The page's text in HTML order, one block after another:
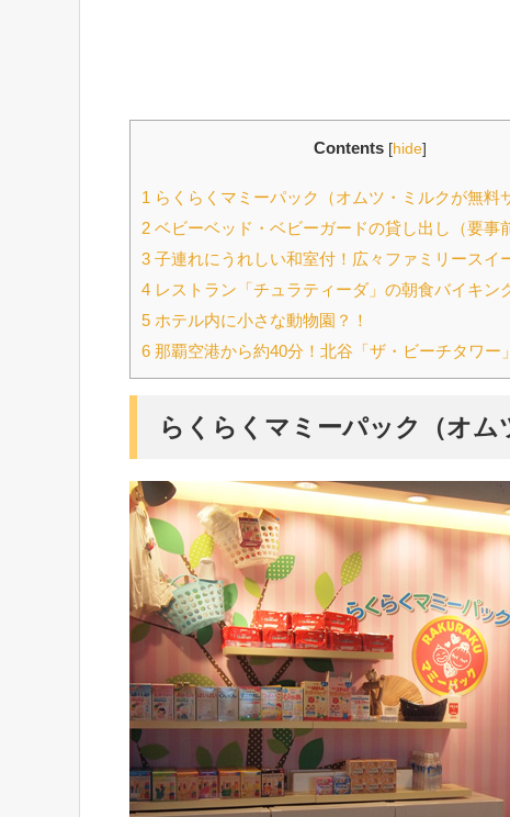
Contents [hide]
1 らくらくマミーパック（オムツ・ミルクが無料
2 ベビーベッド・ベビーガードの貸し出し（要事
3 子連れにうれしい和室付！広々ファミリースイ
4 レストラン「チュラティーダ」の朝食バイキン
5 ホテル内に小さな動物園？！
6 那覇空港から約40分！北谷「ザ・ビーチタワー」
らくらくマミーパック（オム